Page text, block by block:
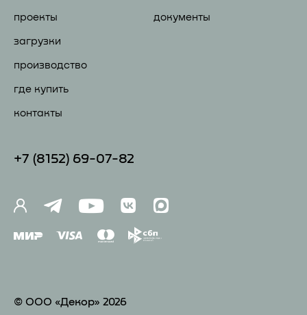
проекты
загрузки
производство
где купить
контакты
документы
+7 (81 52) 69-07-82
© ООО «Декор» 2026